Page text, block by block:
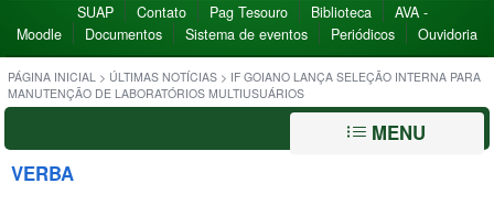
SUAP Contato Pag Tesouro Biblioteca
AVA -
Moodle
Documentos Sistema de eventos Periódicos Ouvidoria
PÁGINA INICIAL > ÚLTIMAS NOTÍCIAS > IF GOIANO LANÇA SELEÇÃO INTERNA PARA
MANUTENÇÃO DE LABORATÓRIOS MULTIUSUÁRIOS
MENU
VERBA